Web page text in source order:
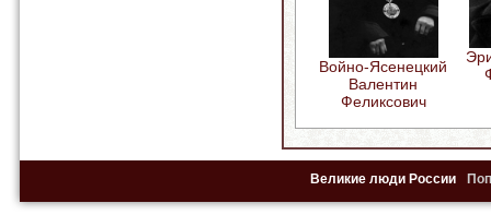
Войно-Ясенецкий
Валентин
Феликсович
Великие люди России